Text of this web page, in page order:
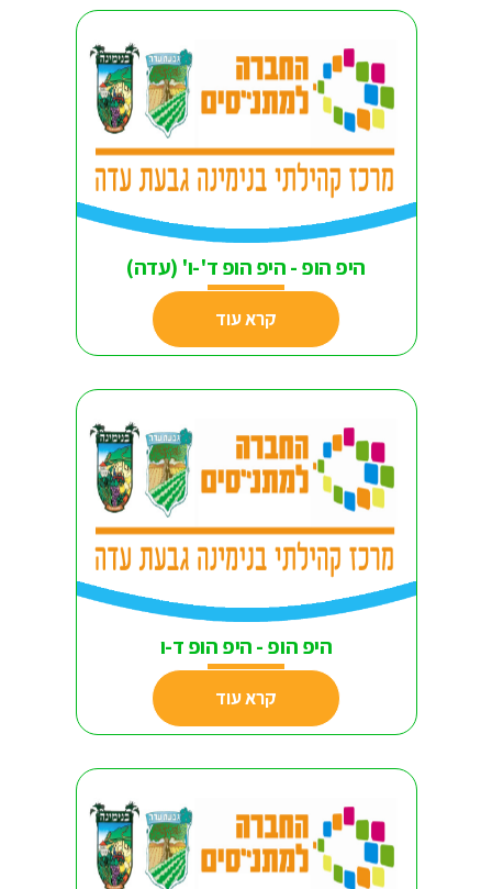
היפ הופ - היפ הופ ד'-ו' (עדה)
קרא עוד
היפ הופ - היפ הופ ד-ו
קרא עוד